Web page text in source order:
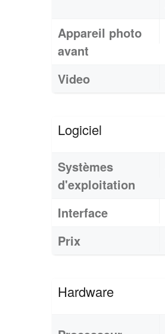
Appareil photo
avant
Video
Logiciel
Systèmes
d'exploitation
Interface
Prix
Hardware